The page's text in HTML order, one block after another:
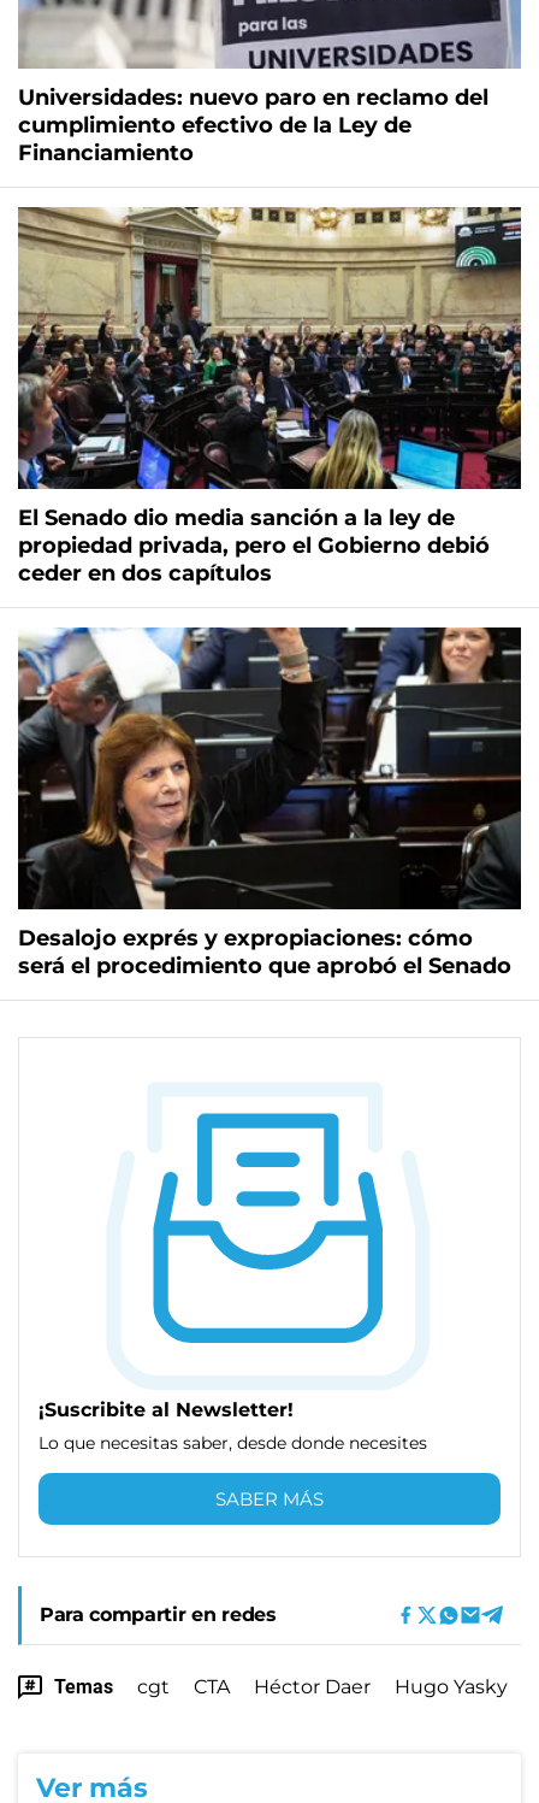
Universidades: nuevo paro en reclamo del
cumplimiento efectivo de la Ley de
Financiamiento
El Senado dio media sanción a la ley de
propiedad privada, pero el Gobierno debió
ceder en dos capítulos
Desalojo exprés y expropiaciones: cómo
será el procedimiento que aprobó el Senado
¡Suscribite al Newsletter!
Lo que necesitas saber, desde donde necesites
SABER MÁS
Para compartir en redes
Temas cgt CTA Héctor Daer Hugo Yasky
Ver más